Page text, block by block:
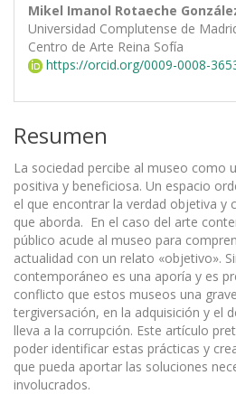
Mikel Imanol Rotaeche
Universidad Complutense de
Centro de Arte Reina Sofía
https://orcid.org/0009-0008-
Resumen
La sociedad percibe al museo como
positiva y beneficiosa. Un espacio
el que encontrar la verdad objetiva y
que aborda. En el caso del arte
público acude al museo para
actualidad con un relato «objetivo».
contemporáneo es una aporía y es
conflicto que estos museos una
tergiversación, en la adquisición y el
lleva a la corrupción. Este artículo
poder identificar estas prácticas y
que pueda aportar las soluciones
involucrados.